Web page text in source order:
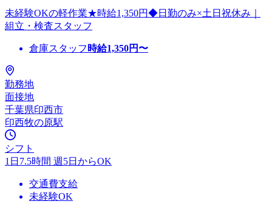
未経験OKの軽作業★時給1,350円◆日勤のみ×土日祝休み｜
組立・検査スタッフ
倉庫スタッフ 時給1,350円〜
勤務地
面接地
千葉県印西市
印西牧の原駅
シフト
1日7.5時間 週5日からOK
交通費支給
未経験OK